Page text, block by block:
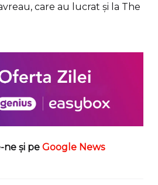
care au lucrat și la The
ne și pe Google News